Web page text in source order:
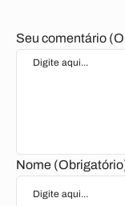
Seu comentário
Nome